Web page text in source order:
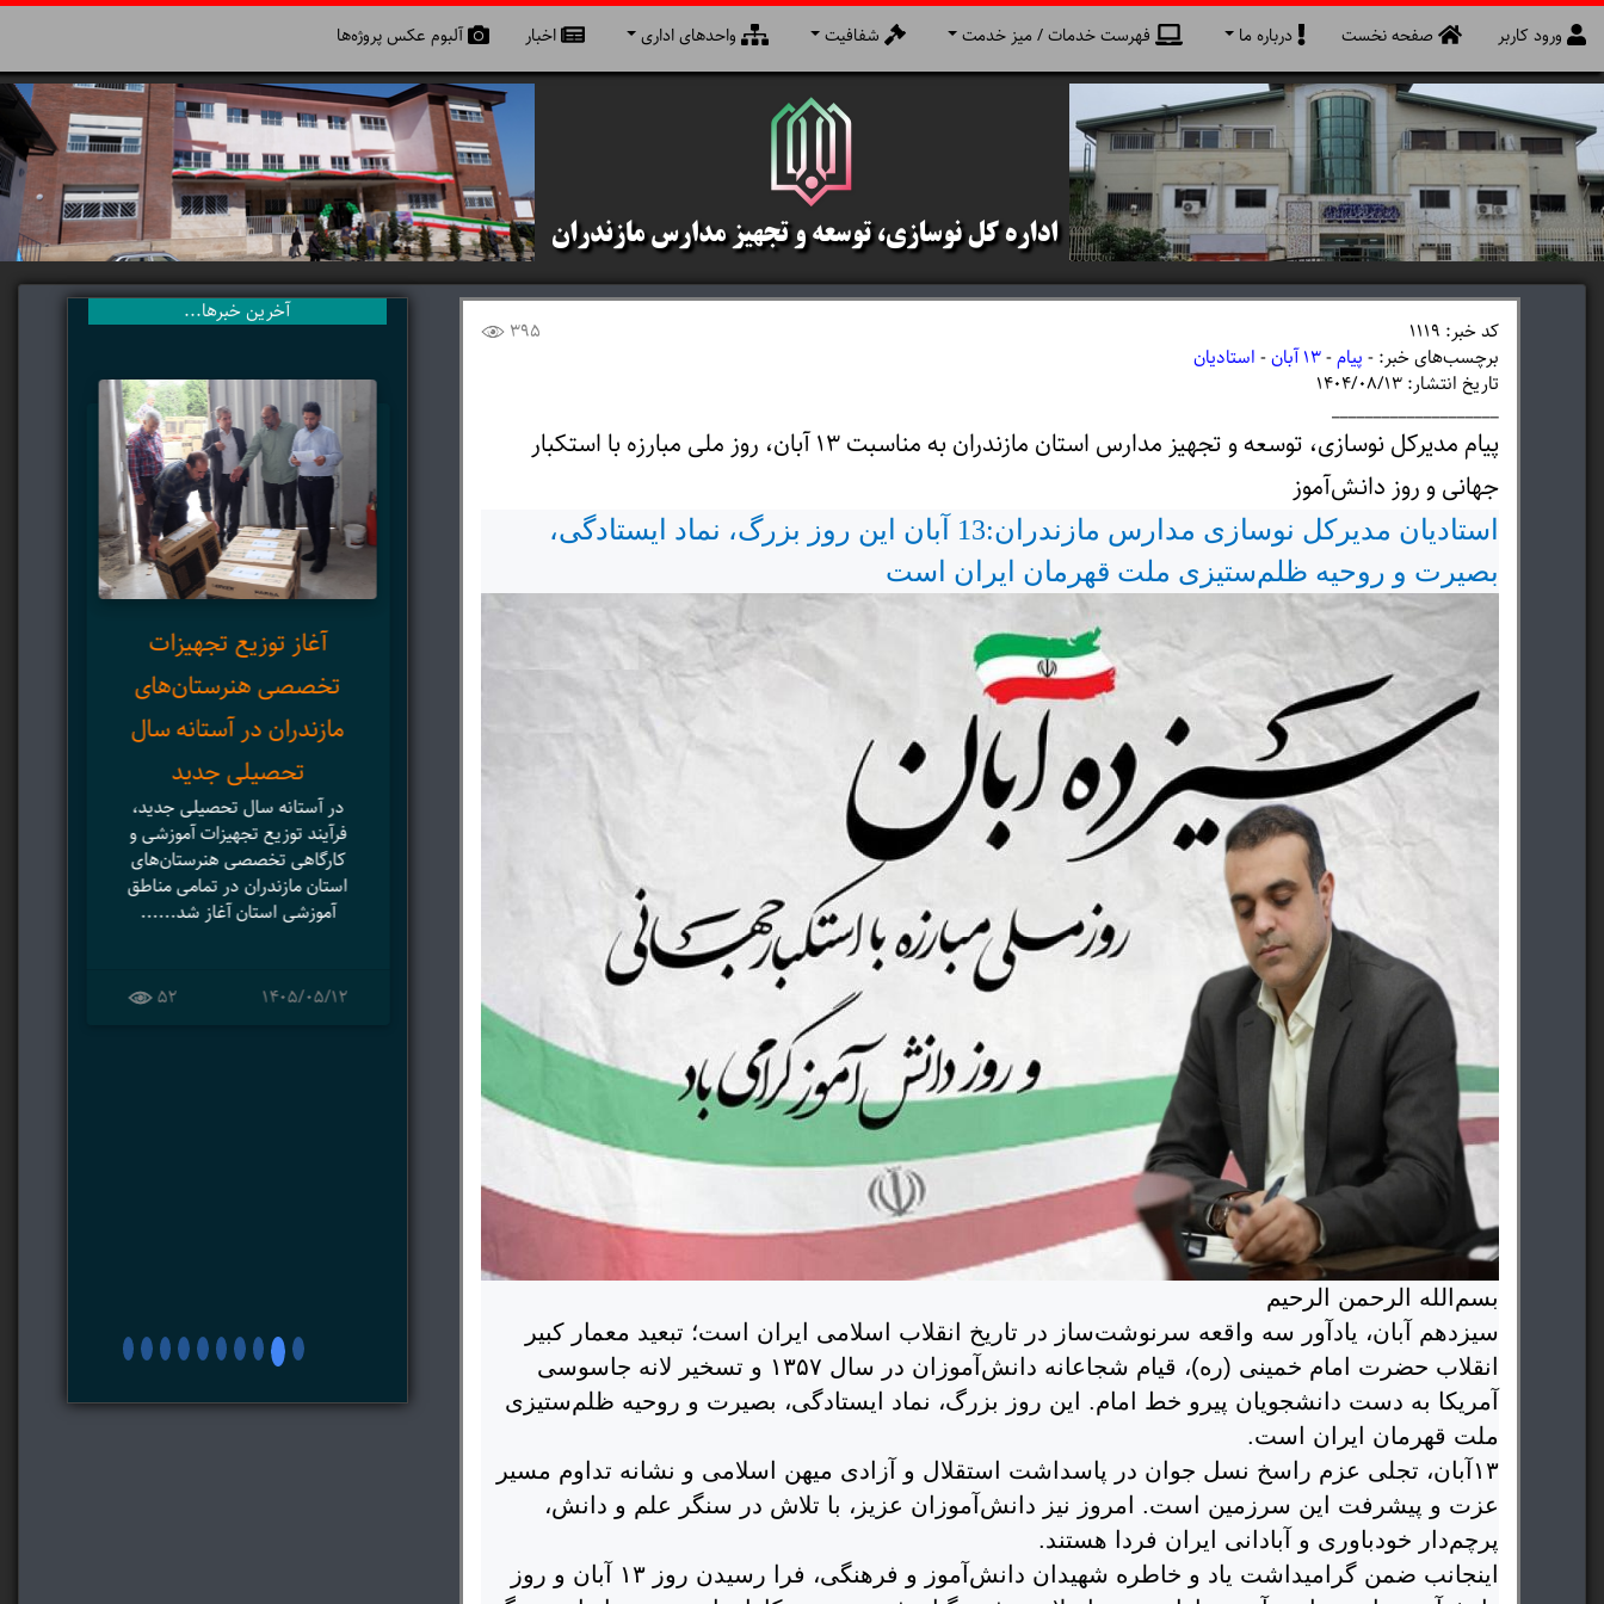
ورود کاربر صفحه نخست درباره ما فهرست خدمات / میز خدمت شفافیت واحدهای اداری اخبار آلبوم عکس پروژه‌ها
395
کد خبر: 1119
برچسب‌های خبر: -پیام-13 آبان -استادیان
تاریخ انتشار: ۱۴۰۴/۰۸/۱۳
____________________
پیام مدیرکل نوسازی، توسعه و تجهیز مدارس استان مازندران به مناسبت ۱۳ آبان، روز ملی مبارزه با استکبار
جهانی و روز دانش‌آموز
استادیان مدیرکل نوسازی مدارس مازندران:13 آبان این روز بزرگ، نماد ایستادگی،
بصیرت و روحیه ظلم‌ستیزی ملت قهرمان ایران است
بسم‌الله الرحمن الرحیم
سیزدهم آبان، یادآور سه واقعه سرنوشت‌ساز در تاریخ انقلاب اسلامی ایران است؛ تبعید معمار کبیر
انقلاب حضرت امام خمینی (ره)، قیام شجاعانه دانش‌آموزان در سال ۱۳۵۷ و تسخیر لانه جاسوسی
آمریکا به دست دانشجویان پیرو خط امام. این روز بزرگ، نماد ایستادگی، بصیرت و روحیه ظلم‌ستیزی
ملت قهرمان ایران است.
۱۳آبان، تجلی عزم راسخ نسل جوان در پاسداشت استقلال و آزادی میهن اسلامی و نشانه تداوم مسیر
عزت و پیشرفت این سرزمین است. امروز نیز دانش‌آموزان عزیز، با تلاش در سنگر علم و دانش،
پرچم‌دار خودباوری و آبادانی ایران فردا هستند.
اینجانب ضمن گرامیداشت یاد و خاطره شهیدان دانش‌آموز و فرهنگی، فرا رسیدن روز ۱۳ آبان و روز
آخرین خبرها...
آغاز توزیع تجهیزات
تخصصی هنرستان‌های
مازندران در آستانه سال
تحصیلی جدید
در آستانه سال تحصیلی جدید،
فرآیند توزیع تجهیزات آموزشی و
کارگاهی تخصصی هنرستان‌های
استان مازندران در تمامی مناطق
آموزشی استان آغاز شد......
۱۴۰۵/۰۵/۱۲ 52